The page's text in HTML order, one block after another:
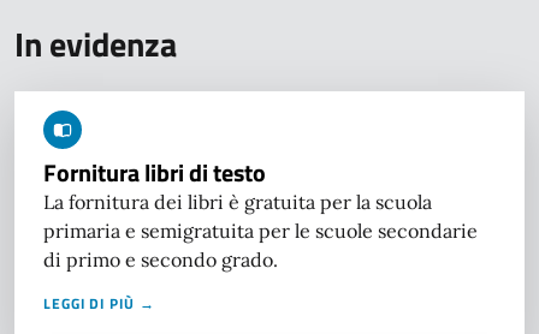
In evidenza
Fornitura libri di testo
La fornitura dei libri è gratuita per la scuola
primaria e semigratuita per le scuole secondarie
di primo e secondo grado.
LEGGI DI PIÙ →